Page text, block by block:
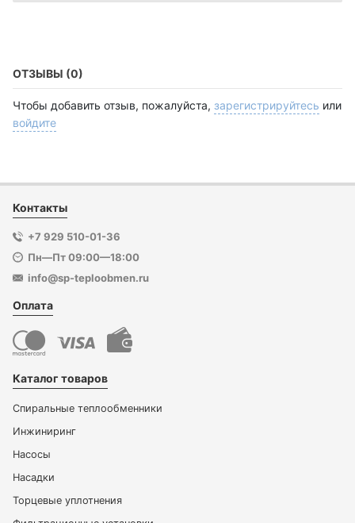
ОТЗЫВЫ (0)
Чтобы добавить отзыв, пожалуйста, зарегистрируйтесь или
войдите
Контакты
+7 929 510-01-36
Пн—Пт 09:00—18:00
info@sp-teploobmen.ru
Оплата
Каталог товаров
Спиральные теплообменники
Инжиниринг
Насосы
Насадки
Торцевые уплотнения